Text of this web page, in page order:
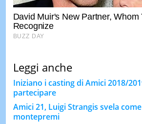
Leggi anche
Iniziano i casting di Amici 2018/
partecipare
Amici 21, Luigi Strangis svela
montepremi